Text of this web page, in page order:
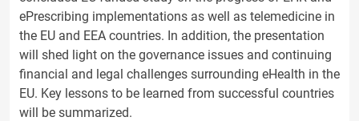
ePrescribing implementations as well as telemedicine in
the EU and EEA countries. In addition, the presentation
will shed light on the governance issues and continuing
financial and legal challenges surrounding eHealth in the
EU. Key lessons to be learned from successful countries
will be summarized.